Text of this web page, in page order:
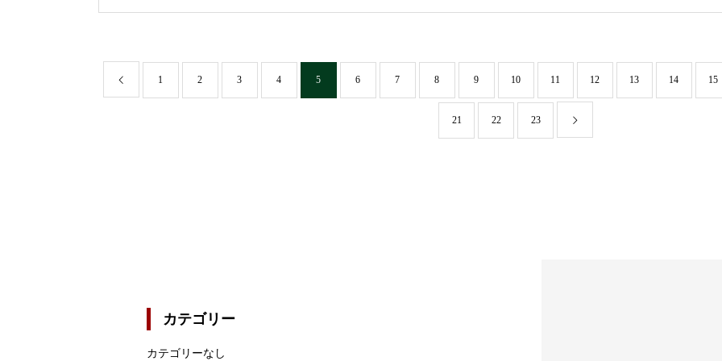
1 2 3 4 5 6 7 8 9 10 11 12 13 14 15
21 22 23
カテゴリー
カテゴリーなし